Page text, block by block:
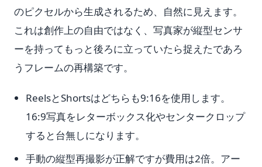
のピクセルから生成されるため、自然に見えます。
これは創作上の自由ではなく、写真家が縦型センサ
ーを持ってもっと後ろに立っていたら捉えたであろ
うフレームの再構築です。
ReelsとShortsはどちらも9:16を使用します。
16:9写真をレターボックス化やセンタークロップ
すると台無しになります。
手動の縦型再撮影が正解ですが費用は2倍。アー